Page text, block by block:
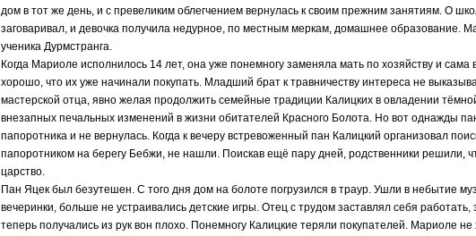
дом в тот же день, и с превеликим облегчением вернулась к своим прежним занятиям. О
заговаривал, и девочка получила недурное, по местным меркам, домашнее образование.
ученика Дурмстранга.
Когда Мариоле исполнилось 14 лет, она уже понемногу заменяла мать по хозяйству и сама
хорошо, что их уже начинали покупать. Младший брат к травничеству интереса не
мастерской отца, явно желая продолжить семейные традиции Калицких в овладении
внезапных печальных изменений в жизни обитателей Красного Болота. Но вот однажды
папоротника и не вернулась. Когда к вечеру встревоженный пан Калицкий организовал
папоротником на берегу Бебжи, не нашли. Поискав ещё пару дней, родственники решили,
царство.
Пан Яцек был безутешен. С того дня дом на болоте погрузился в траур. Ушли в небытие
вечеринки, больше не устраивались детские игры. Отец с трудом заставлял себя
теперь получались из рук вон плохо. Понемногу Калицкие теряли покупателей. Мариоле